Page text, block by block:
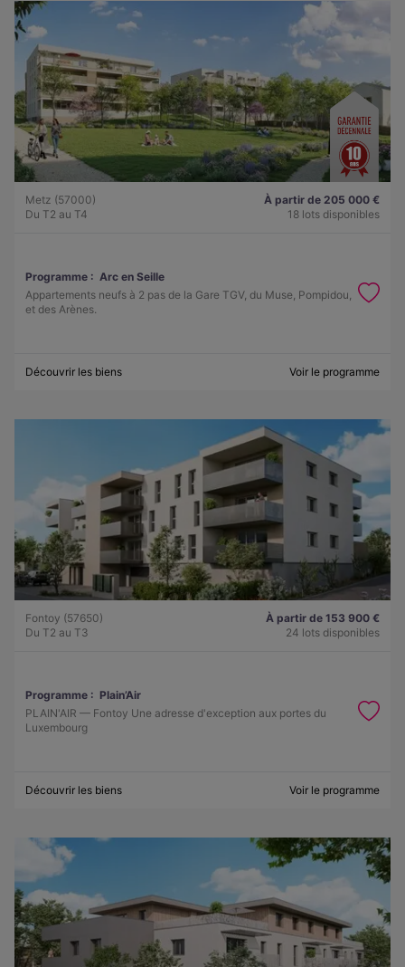
Metz (57000)
Du T2 au T4
À partir de 205 000 €
18 lots disponibles
Programme : Arc en Seille
Appartements neufs à 2 pas de la Gare TGV, du Muse, Pompidou,
et des Arènes.
Découvrir les biens Voir le programme
Fontoy (57650)
Du T2 au T3
À partir de 153 900 €
24 lots disponibles
Programme : Plain’Air
PLAIN'AIR — Fontoy Une adresse d'exception aux portes du
Luxembourg
Découvrir les biens Voir le programme